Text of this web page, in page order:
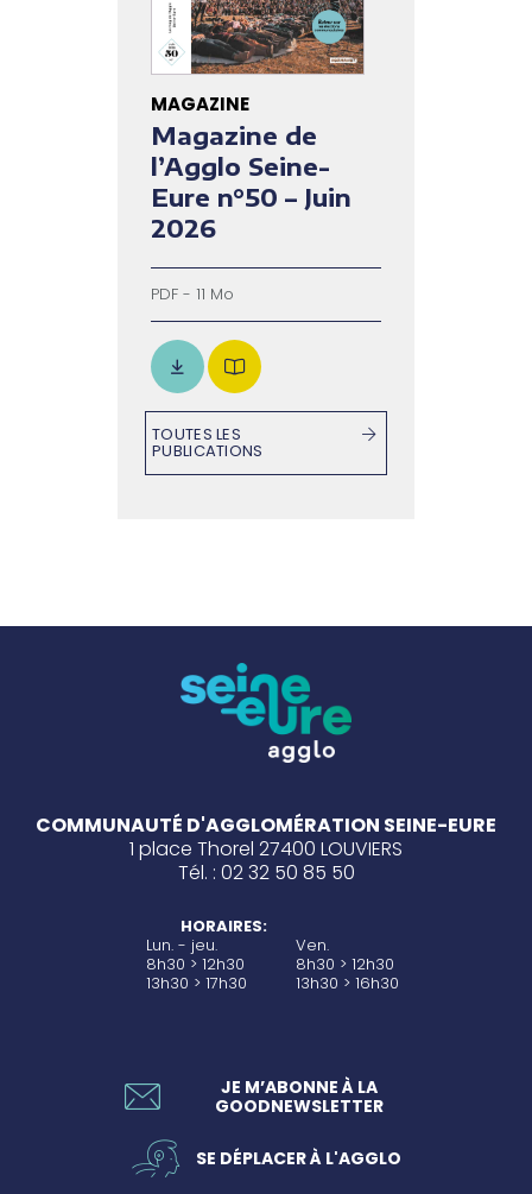
MAGAZINE
Magazine de
l’Agglo Seine-
Eure n°50 – Juin
2026
PDF - 11 Mo
TOUTES LES
PUBLICATIONS
COMMUNAUTÉ D'AGGLOMÉRATION SEINE-EURE
1 place Thorel 27400 LOUVIERS
Tél. : 02 32 50 85 50
HORAIRES:
Lun. - jeu.
8h30 > 12h30
13h30 > 17h30
Ven.
8h30 > 12h30
13h30 > 16h30
JE M’ABONNE À LA
GOODNEWSLETTER
SE DÉPLACER À L'AGGLO